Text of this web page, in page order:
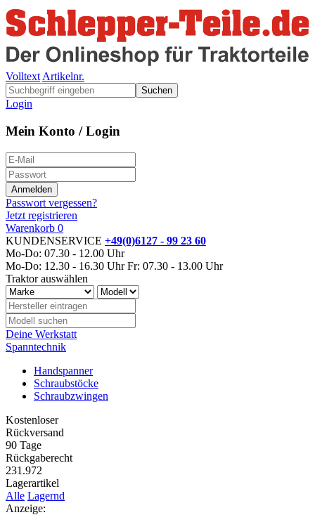
Volltext Artikelnr.
Suchen
Login
Mein Konto / Login
Passwort vergessen?
Jetzt registrieren
Warenkorb 0
KUNDENSERVICE +49(0)6127 - 99 23 60
Mo-Do: 07.30 - 12.00 Uhr
Mo-Do: 12.30 - 16.30 Uhr Fr: 07.30 - 13.00 Uhr
Traktor auswählen
Deine Werkstatt
Spanntechnik
Handspanner
Schraubstöcke
Schraubzwingen
Kostenloser
Rückversand
90 Tage
Rückgaberecht
231.972
Lagerartikel
Alle Lagernd
Anzeige: